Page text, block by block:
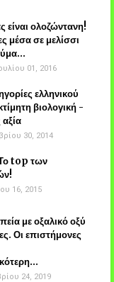
είναι ολοζώντανη!
μέσα σε μελίσσι
01, 2016
ελληνικού
βιολογική -
30, 2014
top των
16, 2015
με οξαλικό οξύ
Οι επιστήμονες
24, 2019